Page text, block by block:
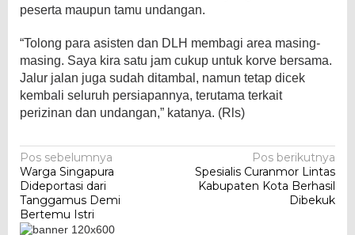
peserta maupun tamu undangan.
“Tolong para asisten dan DLH membagi area masing-
masing. Saya kira satu jam cukup untuk korve bersama.
Jalur jalan juga sudah ditambal, namun tetap dicek
kembali seluruh persiapannya, terutama terkait
perizinan dan undangan,” katanya. (Rls)
Navigasi
pos
Pos sebelumnya
Warga Singapura
Dideportasi dari
Tanggamus Demi
Bertemu Istri
Pos berikutnya
Spesialis Curanmor Lintas
Kabupaten Kota Berhasil
Dibekuk